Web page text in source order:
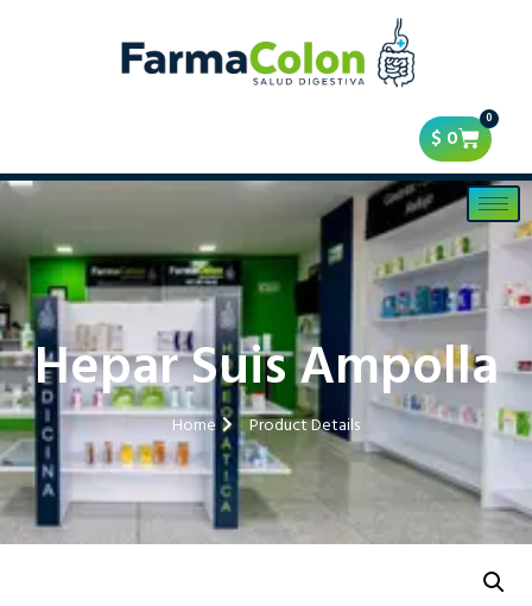
$0
0
Hepar Suis Ampolla
Home Product Details